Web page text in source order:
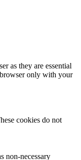
as they are essential
only with your
cookies do not
non-necessary